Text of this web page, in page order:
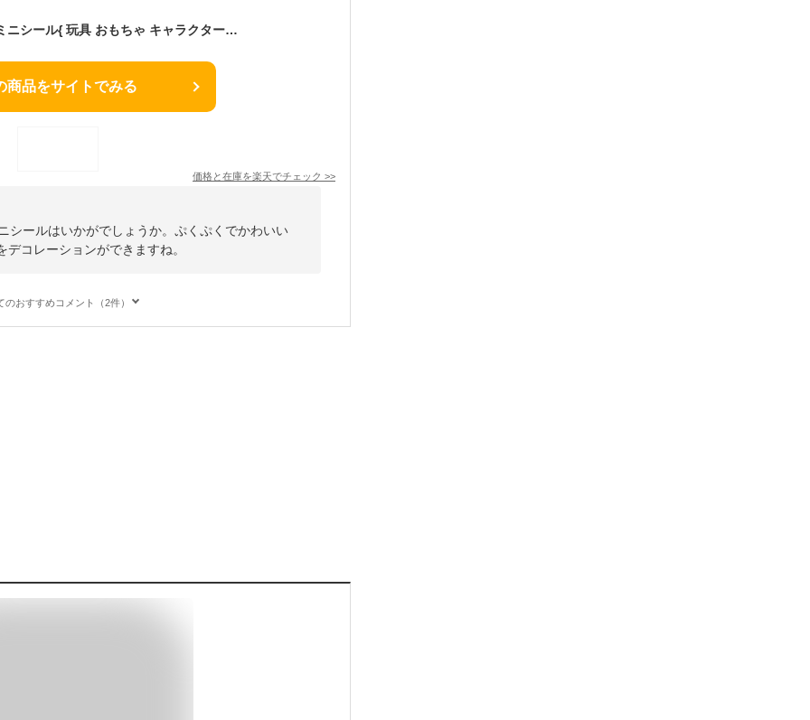
ディズニー ぷっくりミニシール{ 玩具 おもちゃ キャラクター }{ ギフト 誕生日 }{ 子ども会 施設 }[ 子供会 保育園 幼稚園 景品 イベント お祭り プレゼント 人気 ]【色柄指定不可】【不良対応不可】
商品をサイトでみる
価格と在庫を楽天でチェック >>
シールはいかがでしょうか。ぷくぷくでかわいい
コレーションができますね。
のおすすめコメント（2件）